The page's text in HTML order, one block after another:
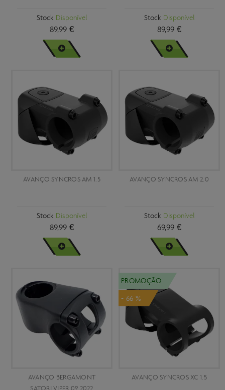
Stock Disponível
89,99 €
VER MAIS
Stock Disponível
89,99 €
VER MAIS
AVANÇO SYNCROS AM 1.5
Stock Disponível
89,99 €
VER MAIS
AVANÇO SYNCROS AM 2.0
Stock Disponível
69,99 €
VER MAIS
AVANÇO BERGAMONT
SATORI VIPER 0º 2022
PROMOÇÃO
- 66 %
AVANÇO SYNCROS XC 1.5